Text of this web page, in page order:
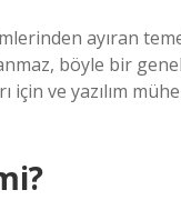
ayıran
böyle bir
ve yazılım